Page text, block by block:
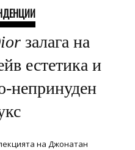
залага на
естетика и
непринуден
на Джонатан